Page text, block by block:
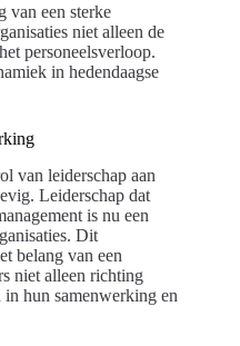
van een sterke
niet alleen de
personeelsverloop.
in hedendaagse
van leiderschap aan
Leiderschap dat
is nu een
Dit
belang van een
niet alleen richting
in hun samenwerking en